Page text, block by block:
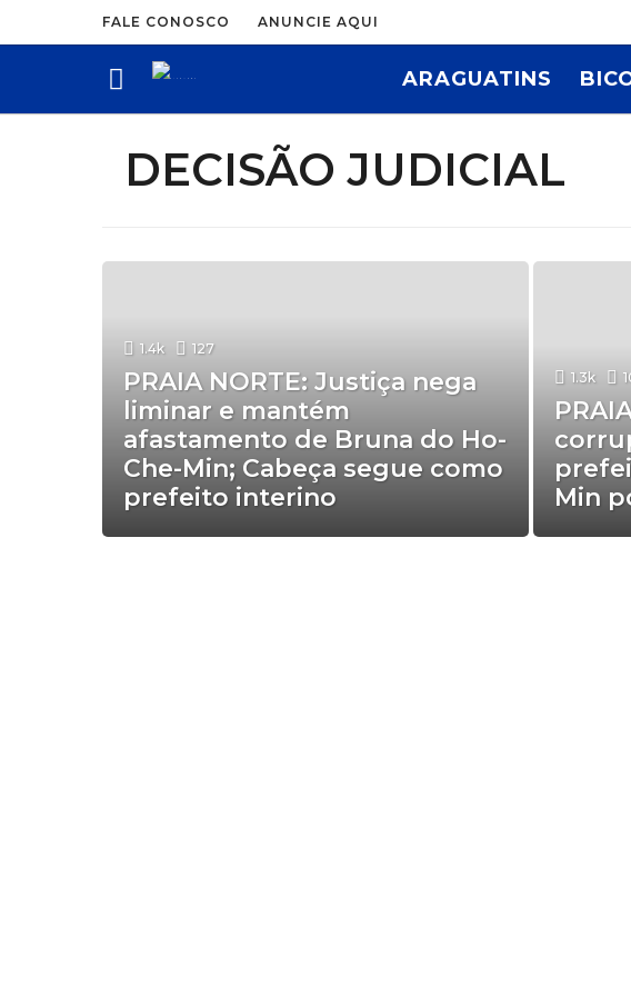
FALE CONOSCO ANUNCIE AQUI
ARAGUATINS
DECISÃO JUDICIAL
1.4k 127
PRAIA NORTE: Justiça nega
liminar e mantém
afastamento de Bruna do Ho-
Che-Min; Cabeça segue como
prefeito interino
1.3k
Min